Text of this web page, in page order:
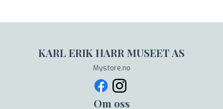
KARL ERIK HARR MUSEET AS
Mystore.no
Om oss